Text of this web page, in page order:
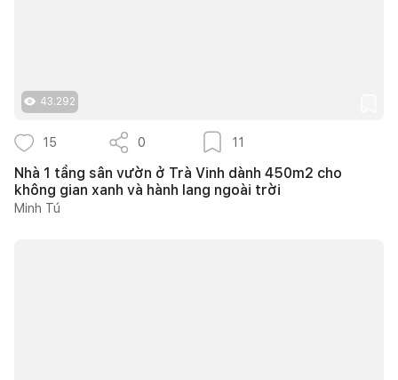
43.292
15 0 11
Nhà 1 tầng sân vườn ở Trà Vinh dành 450m2 cho
không gian xanh và hành lang ngoài trời
Minh Tú